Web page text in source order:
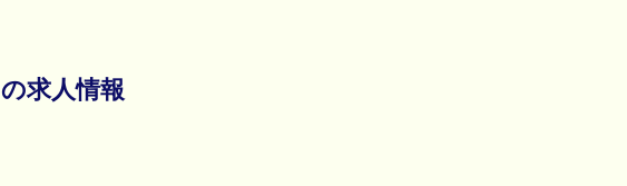
求人情報